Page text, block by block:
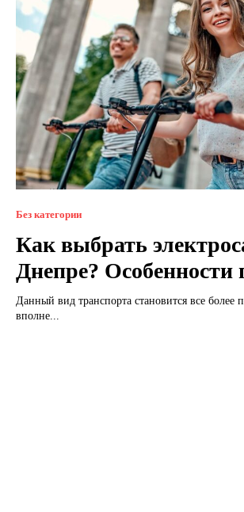
Без категории
Как выбрать
Днепре? Особенности
Данный вид транспорта становится все более
вполне...